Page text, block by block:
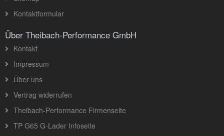
Kontaktformular
Über Theibach-Performance GmbH
Kontakt
Impressum
Über uns
Vertrag widerrufen
Theibach-Performance Firmenseite
TP G65 G-Lader Infoseite